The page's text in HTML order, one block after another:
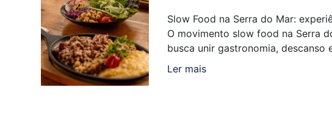
Slow Food na Serra do Mar:
O movimento slow food na Serra
busca unir gastronomia, descanso
Ler mais